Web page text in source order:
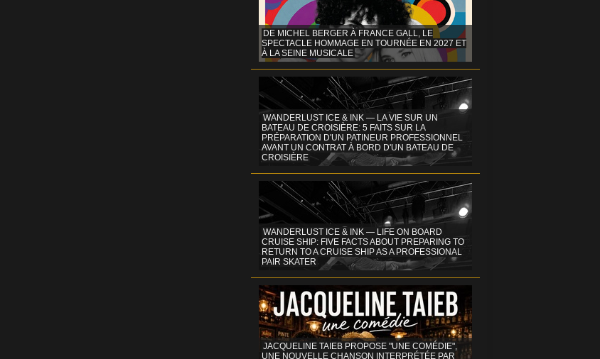
DE MICHEL BERGER À FRANCE GALL, LE
SPECTACLE HOMMAGE EN TOURNÉE EN 2027 ET
À LA SEINE MUSICALE
WANDERLUST ICE & INK — LA VIE SUR UN
BATEAU DE CROISIÈRE: 5 FAITS SUR LA
PRÉPARATION D'UN PATINEUR PROFESSIONNEL
AVANT UN CONTRAT À BORD D'UN BATEAU DE
CROISIÈRE
WANDERLUST ICE & INK — LIFE ON BOARD
CRUISE SHIP: FIVE FACTS ABOUT PREPARING TO
RETURN TO A CRUISE SHIP AS A PROFESSIONAL
PAIR SKATER
JACQUELINE TAIEB PROPOSE "UNE COMÉDIE",
UNE NOUVELLE CHANSON INTERPRÉTÉE PAR